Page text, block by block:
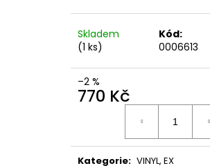
Skladem
(1 ks)
Kód:
0006613
–2 %
770 Kč
Kategorie: VINYL, EX